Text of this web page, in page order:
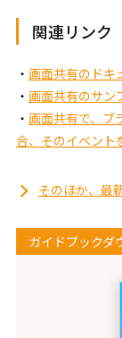
関連リンク
・ 画面共有のドキ
・ 画面共有のサン
・ 画面共有で、
合、そのイベント
そのほか、最
ガイドブックダ